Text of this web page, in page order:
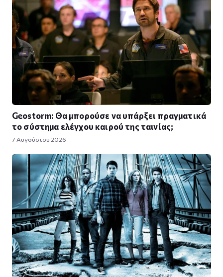
Geostorm: Θα μπορούσε να υπάρξει πραγματικά
το σύστημα ελέγχου καιρού της ταινίας;
7 Αυγούστου 2026